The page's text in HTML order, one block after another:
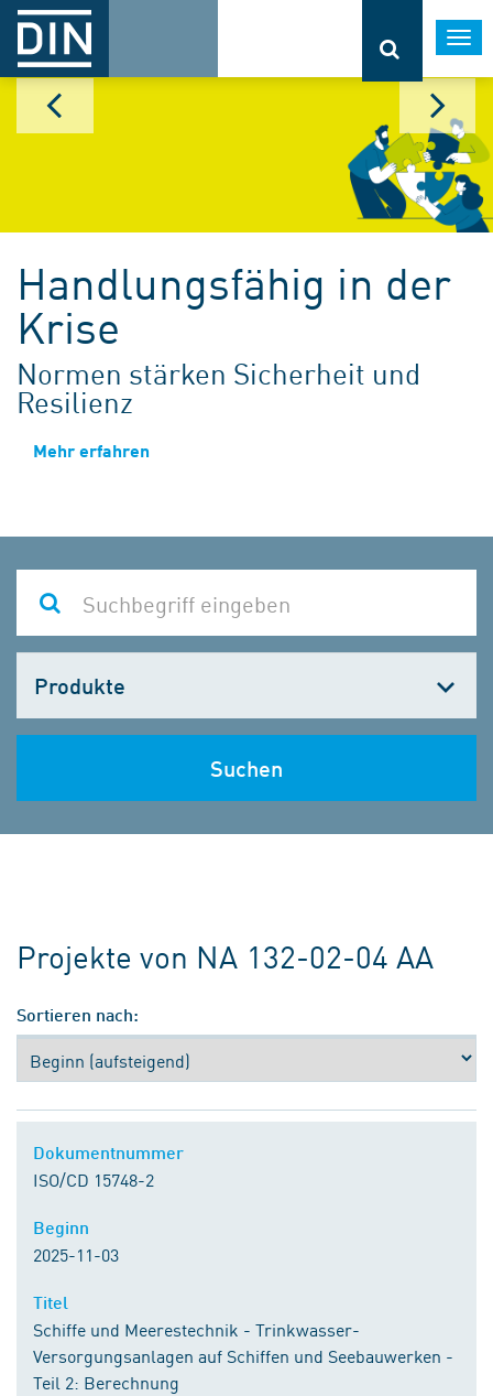
Handlungsfähig in der
Krise
Normen stärken Sicherheit und
Resilienz
Mehr erfahren
wählen
Suchen
Projekte von NA 132-02-04 AA
Sortieren nach:
Dokumentnummer
ISO/CD 15748-2
Beginn
2025-11-03
Titel
Schiffe und Meerestechnik - Trinkwasser-
Versorgungsanlagen auf Schiffen und Seebauwerken -
Teil 2: Berechnung